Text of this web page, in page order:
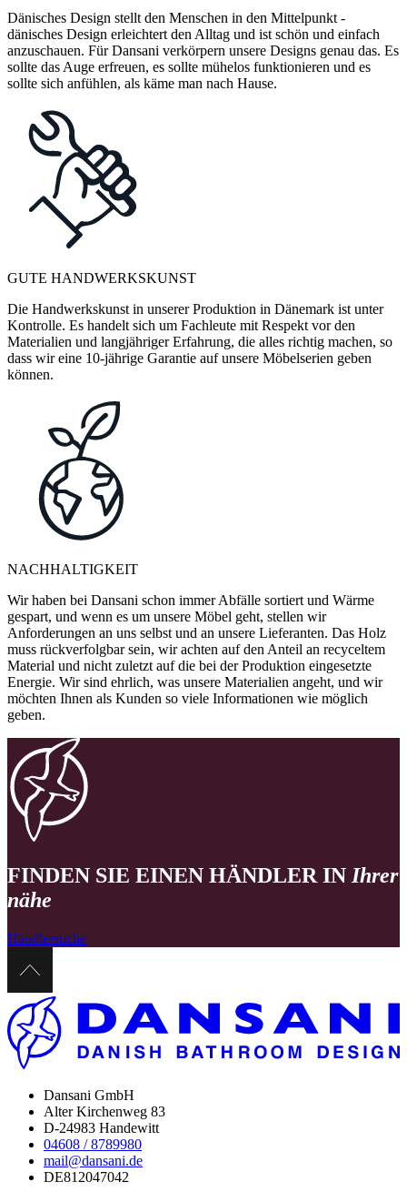
Dänisches Design stellt den Menschen in den Mittelpunkt -
dänisches Design erleichtert den Alltag und ist schön und einfach
anzuschauen. Für Dansani verkörpern unsere Designs genau das. Es
sollte das Auge erfreuen, es sollte mühelos funktionieren und es
sollte sich anfühlen, als käme man nach Hause.
GUTE HANDWERKSKUNST
Die Handwerkskunst in unserer Produktion in Dänemark ist unter
Kontrolle. Es handelt sich um Fachleute mit Respekt vor den
Materialien und langjähriger Erfahrung, die alles richtig machen, so
dass wir eine 10-jährige Garantie auf unsere Möbelserien geben
können.
NACHHALTIGKEIT
Wir haben bei Dansani schon immer Abfälle sortiert und Wärme
gespart, und wenn es um unsere Möbel geht, stellen wir
Anforderungen an uns selbst und an unsere Lieferanten. Das Holz
muss rückverfolgbar sein, wir achten auf den Anteil an recyceltem
Material und nicht zuletzt auf die bei der Produktion eingesetzte
Energie. Wir sind ehrlich, was unsere Materialien angeht, und wir
möchten Ihnen als Kunden so viele Informationen wie möglich
geben.
FINDEN SIE EINEN HÄNDLER IN Ihrer
nähe
Händlersuche
Dansani GmbH
Alter Kirchenweg 83
D-24983 Handewitt
04608 / 8789980
mail@dansani.de
DE812047042